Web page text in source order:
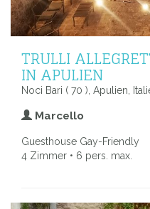
TRULLI
IN APULIEN
Noci Bari ( 70 ), Apulien,
Marcello
Guesthouse Gay-Friendly
4 Zimmer • 6 pers. max.